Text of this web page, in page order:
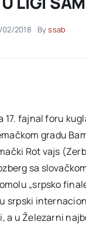
2018 Byssab
17. fajnal foru
gradu
Rot vajs
sa
„srpsko
srpski
a u Železarni